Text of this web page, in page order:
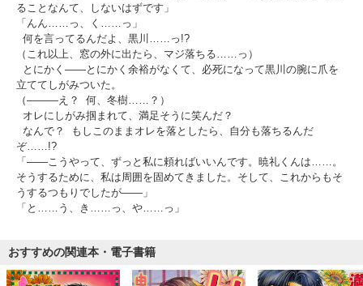
ることなんて、しないはずです」
「んん……っ、く……っ」
何を言ってるんだよ、黒川……っ!?
（これ以上、窓の外に出たら、マジ落ちる……っ）
とにかく――とにかく余裕がなくて、必死になって黒川の腕に爪を
立ててしがみついた。
（―――え？ 何、冬樹……？）
オレにしがみ掴まれて、満足そうに笑んだ？
なんで？ もしこのままオレを落としたら、自分も落ちるんだ
ぞ……!?
「――こうやって、ずっと私に頼ればいいんです。暁礼くんは……。
そうするために、私は周囲を固めてきました。そして、これからもそ
うするつもりでしたが――」
「と……う、き……っ、や……っ」
おすすめの関連本・電子書籍